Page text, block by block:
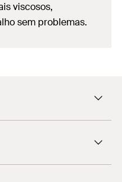
viscosos,
sem problemas.